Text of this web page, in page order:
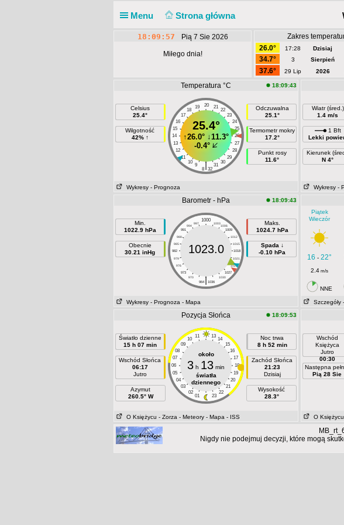
Menu Strona główna
18:09:57 Pią 7 Sie 2026
Miłego dnia!
Zakres
26.0°
17:28 Dzisiaj
34.7°
3 Sierpień
37.6°
29 Lip 2026
Temperatura °C 18:09:43
Celsius
25.4°
Wilgotność
42% ↑
20
19 21
18
22
17
23
16
24
15
25
14
26
13
27
12
28
11
29
10
30
9 31
|
8 32
25.4°
↑26.0° ↓11.3°
-0.4°
Odczuwalna
25.1°
Termometr mokry
17.2°
Punkt rosy
11.6°
Wykresy - Prognoza
Wiatr (śred.)
1.4 m/s
1 Bft
Lekki
Kierunek
N 4°
Wykresy -
Barometr - hPa 18:09:43
Min.
1022.9 hPa
Obecnie
30.21 inHg
1000
997 1003
994
1006
991
1009
988
1012
985
1015
982
1018
979
1021
976
1024
973
1027
970
1030
|
964 1036
1023.0
Maks.
1024.7 hPa
Spada ↓
-0.10 hPa
Wykresy - Prognoza - Mapa
Piątek
Wieczór
16 - 22°
2.4 m/s
NNE
Szczegóły
Pozycja Słońca 18:09:53
Światło dzienne
15 h 07 min
Wschód Słońca
06:17
Jutro
Azymut
260.5° W
11 13
10
14
09
15
08
16
07
17
06
18
05
19
04
20
03
21
02
22
01 23
około
3 h 13 min
światła
dziennego
Noc trwa
8 h 52 min
Zachód Słońca
21:23
Dzisiaj
Wysokość
28.3°
O Księżycu - Zorza - Meteory - Mapa - ISS
Wschód
Księżyca
Jutro
00:30
Następna
Pią 28 Sie
O Księżycu
Nigdy nie podejmuj decyzji, które mogą